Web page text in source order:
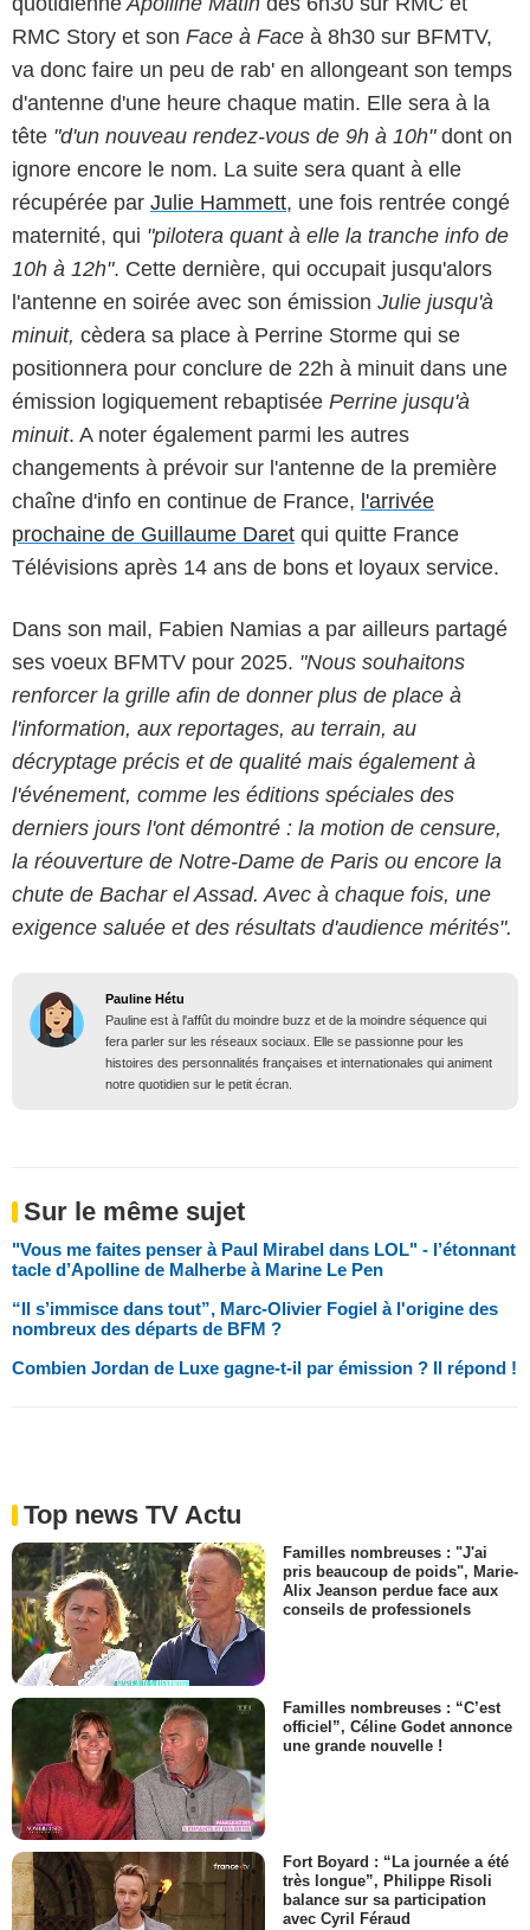
RMC Story et son Face à Face à 8h30 sur BFMTV,
va donc faire un peu de rab' en allongeant son temps
d'antenne d'une heure chaque matin. Elle sera à la
tête "d'un nouveau rendez-vous de 9h à 10h"dont on
ignore encore le nom. La suite sera quant à elle
récupérée par Julie Hammett, une fois rentrée congé
maternité, qui "pilotera quant à elle la tranche info de
10h à 12h". Cette dernière, qui occupait jusqu'alors
l'antenne en soirée avec son émission Julie jusqu'à
minuit, cèdera sa place à Perrine Storme qui se
positionnera pour conclure de 22h à minuit dans une
émission logiquement rebaptisée Perrine jusqu'à
minuit. A noter également parmi les autres
changements à prévoir sur l'antenne de la première
chaîne d'info en continue de France, l'arrivée
prochaine de Guillaume Daret qui quitte France
Télévisions après 14 ans de bons et loyaux service.
Dans son mail, Fabien Namias a par ailleurs partagé
ses voeux BFMTV pour 2025. "Nous souhaitons
renforcer la grille afin de donner plus de place à
l'information, aux reportages, au terrain, au
décryptage précis et de qualité mais également à
l'événement, comme les éditions spéciales des
derniers jours l'ont démontré : la motion de censure,
la réouverture de Notre-Dame de Paris ou encore la
chute de Bachar el Assad. Avec à chaque fois, une
exigence saluée et des résultats d'audience mérités".
Pauline Hétu
Pauline est à l'affût du moindre buzz et de la moindre séquence qui
fera parler sur les réseaux sociaux. Elle se passionne pour les
histoires des personnalités françaises et internationales qui animent
notre quotidien sur le petit écran.
Sur le même sujet
"Vous me faites penser à Paul Mirabel dans LOL" - l’étonnant
tacle d’Apolline de Malherbe à Marine Le Pen
“Il s’immisce dans tout”, Marc-Olivier Fogiel à l'origine des
nombreux des départs de BFM ?
Combien Jordan de Luxe gagne-t-il par émission ? Il répond !
Top news TV Actu
Familles nombreuses : "J'ai
pris beaucoup de poids", Marie-
Alix Jeanson perdue face aux
conseils de professionels
Familles nombreuses : “C’est
officiel”, Céline Godet annonce
une grande nouvelle !
Fort Boyard : “La journée a été
très longue”, Philippe Risoli
balance sur sa participation
avec Cyril Féraud